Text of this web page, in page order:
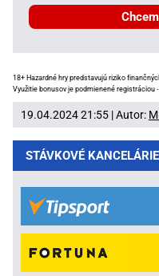
18+ Hazardné hry predstavujú riziko
Využitie bonusov je podmienené registráciou -
19.04.2024 21:55 | Autor:
STÁVKOVÉ KANCELÁRIE